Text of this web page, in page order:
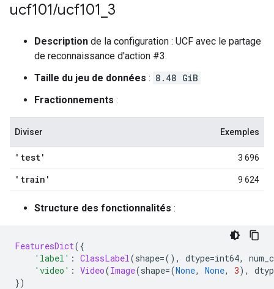
ucf101/ucf101 3
Description de la configuration : UCF avec le partage
de reconnaissance d'action #3.
Taille du jeu de données : 8.48 GiB
Fractionnements :
Diviser Exemples
'test' 3 696
'train' 9 624
Structure des fonctionnalités :
FeaturesDict({
'label' : ClassLabel(shape=(), dtype=int64,
'video' : Video(Image(shape=(None, None, 3),
})